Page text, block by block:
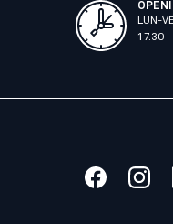
LUN-
17.30